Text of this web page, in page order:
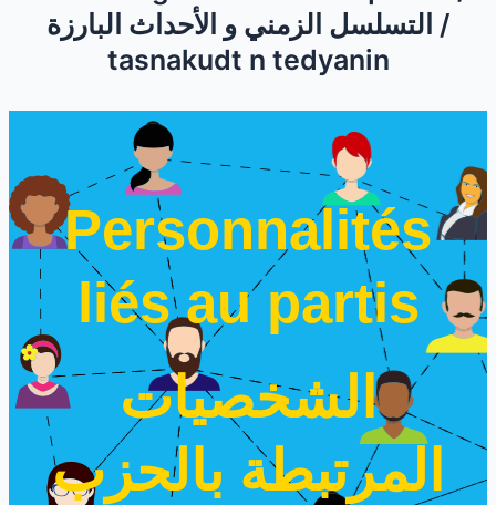
التسلسل الزمني و الأحداث البارزة /
tasnakudt n tedyanin
Personnalités
liés au partis
الشخصيات
المرتبطة بالحزب